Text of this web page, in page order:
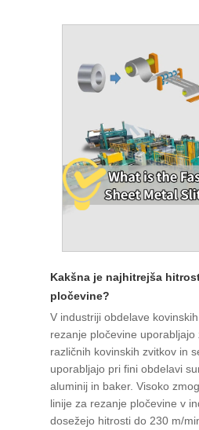
Kakšna je najhitrejša
pločevine?
V industriji obdelave
rezanje pločevine
različnih kovinskih zvitkov in
uporabljajo pri fini obdelavi
aluminij in baker. Visoko
linije za rezanje pločevine v
dosežejo hitrosti do 230 m/